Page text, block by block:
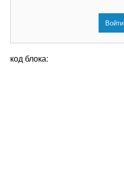
Войти
код блока: